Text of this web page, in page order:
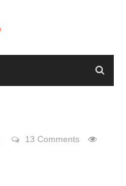
13 Comments